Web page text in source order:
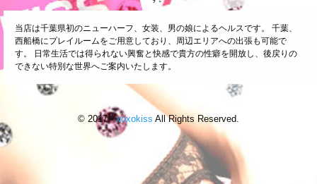
カード決済時に電話番号、メールアドレスが必要となります
ご予約時のお電話番号をご入力ください
失敗が3回続くようでしたら、現金または
別のクレジットカードでのご利用をお願いします
クレジットカードのご利用枠が残っている場合でも
決済ができない場合がございます
不正利用防止の為、身分証のご提示をお願いしております
クレジットカード会社からの請求書には当店の名前は記載されず
クレジットカスタマーセンターの番号になります
所定の決済手数料をご利用金額に上乗せ致します
決済完了後に、お客様のご都合によるキャンセル・コース変更での
当店は千葉県初のニューハーフ、女装、男の娘によるヘルスです。 千葉、
西船橋にプレイルームをご用意しており、周辺エリアへの出張も可能で
す。 日常生活では得られない興奮と快感で貴方の性癖を開放し、後戻りの
できない特別な世界へご案内いたします。
© 2017 -xoxokiss All Rights Reserved.